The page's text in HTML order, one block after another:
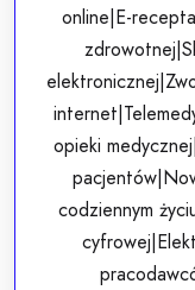
online|E-
opieki
codziennym